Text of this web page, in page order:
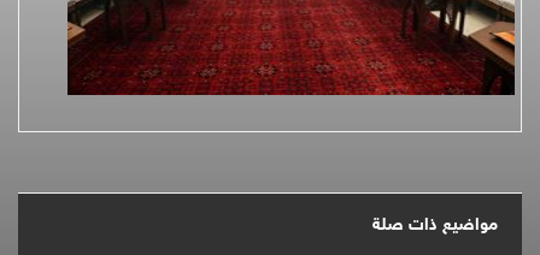
مواضيع ذات صلة